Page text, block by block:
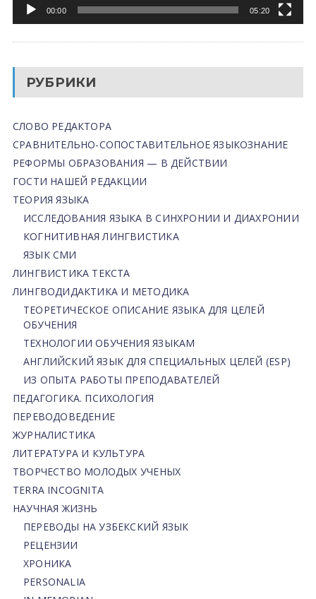
00:00 05:20
РУБРИКИ
СЛОВО РЕДАКТОРА
СРАВНИТЕЛЬНО-СОПОСТАВИТЕЛЬНОЕ ЯЗЫКОЗНАНИЕ
РЕФОРМЫ ОБРАЗОВАНИЯ — В ДЕЙСТВИИ
ГОСТИ НАШЕЙ РЕДАКЦИИ
ТЕОРИЯ ЯЗЫКА
ИССЛЕДОВАНИЯ ЯЗЫКА В СИНХРОНИИ И ДИАХРОНИИ
КОГНИТИВНАЯ ЛИНГВИСТИКА
ЯЗЫК СМИ
ЛИНГВИСТИКА ТЕКСТА
ЛИНГВОДИДАКТИКА И МЕТОДИКА
ТЕОРЕТИЧЕСКОЕ ОПИСАНИЕ ЯЗЫКА ДЛЯ ЦЕЛЕЙ
ОБУЧЕНИЯ
ТЕХНОЛОГИИ ОБУЧЕНИЯ ЯЗЫКАМ
АНГЛИЙСКИЙ ЯЗЫК ДЛЯ СПЕЦИАЛЬНЫХ ЦЕЛЕЙ (ESP)
ИЗ ОПЫТА РАБОТЫ ПРЕПОДАВАТЕЛЕЙ
ПЕДАГОГИКА. ПСИХОЛОГИЯ
ПЕРЕВОДОВЕДЕНИЕ
ЖУРНАЛИСТИКА
ЛИТЕРАТУРА И КУЛЬТУРА
ТВОРЧЕСТВО МОЛОДЫХ УЧЕНЫХ
TERRA INCOGNITA
НАУЧНАЯ ЖИЗНЬ
ПЕРЕВОДЫ НА УЗБЕКСКИЙ ЯЗЫК
РЕЦЕНЗИИ
ХРОНИКА
PERSONALIA